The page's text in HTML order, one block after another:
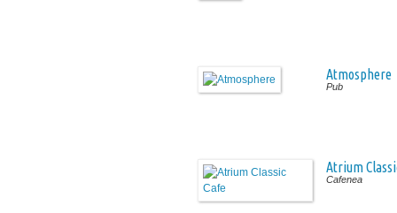
Atmosphere
Pub
Atrium
Cafenea